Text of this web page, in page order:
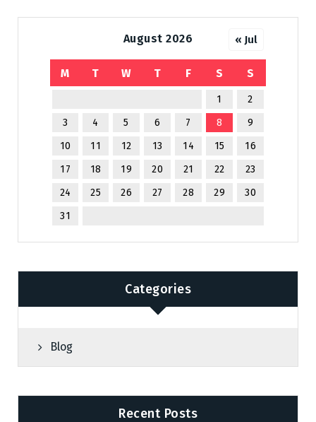
August 2026
M T W T F S S
1
2
3
4 5 6 7 8
9
10
11 12 13 14 15
16
17
18 19 20 21 22
23
24
25 26 27 28 29
30
31
« Jul
Categories
Blog
Recent Posts